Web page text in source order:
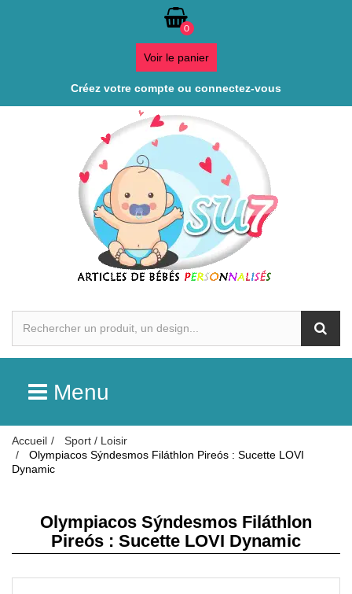
0
Voir le panier
Créez votre compte ou connectez-vous
Menu
Accueil
Sport / Loisir
Olympiacos Sýndesmos Filáthlon Pireós : Sucette LOVI
Dynamic
Olympiacos Sýndesmos Filáthlon
Pireós : Sucette LOVI Dynamic